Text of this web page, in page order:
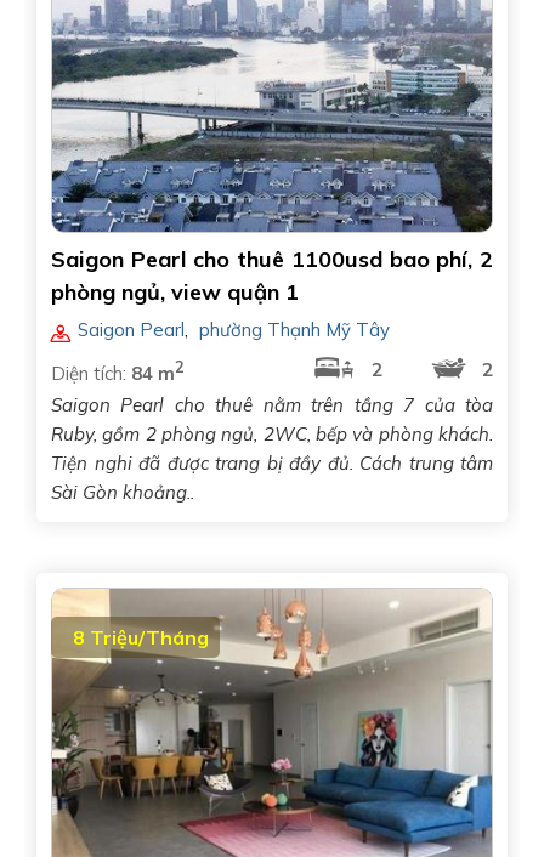
Saigon Pearl cho thuê 1100usd bao phí, 2
phòng ngủ, view quận 1
Saigon Pearl
phường Thạnh Mỹ Tây
Diện tích: 84 m2 2
2
Saigon Pearl cho thuê nằm trên tầng 7 của tòa
Ruby, gồm 2 phòng ngủ, 2WC, bếp và phòng khách.
Tiện nghi đã được trang bị đầy đủ. Cách trung tâm
Sài Gòn khoảng..
8 Triệu/Tháng